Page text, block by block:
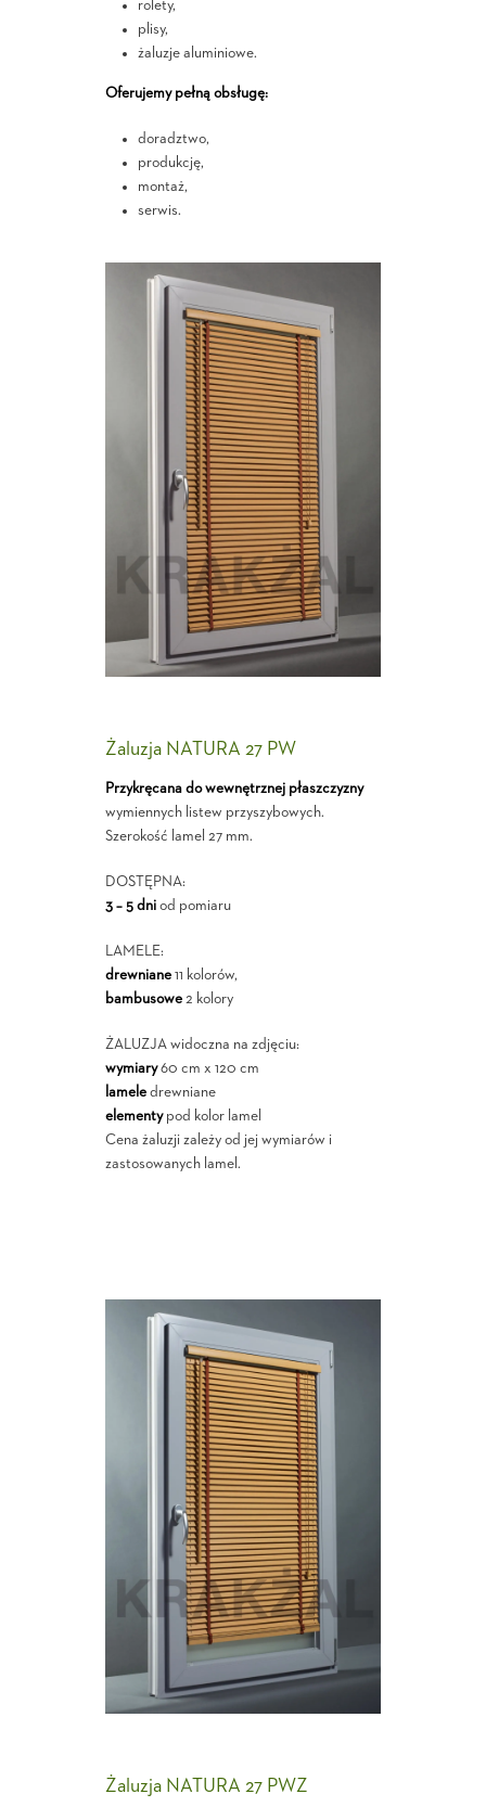
rolety,
plisy,
żaluzje aluminiowe.
Oferujemy pełną obsługę:
doradztwo,
produkcję,
montaż,
serwis.
Żaluzja NATURA 27 PW
Przykręcana do wewnętrznej płaszczyzny
wymiennych listew przyszybowych.
Szerokość lamel 27 mm.
DOSTĘPNA:
3 – 5 dniod pomiaru
LAMELE:
drewniane11 kolorów,
bambusowe2 kolory
ŻALUZJA widoczna na zdjęciu:
wymiary60 cm x 120 cm
lameledrewniane
elementypod kolor lamel
Cena żaluzji zależy od jej wymiarów i
zastosowanych lamel.
Żaluzja NATURA 27 PWZ